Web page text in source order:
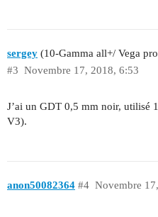
sergey (10-Gamma all+/ Vega
Novembre 17, 2018, 6:53
#3
J’ai un GDT 0,5 mm noir, utilisé
V3).
anon50082364 Novembre
#4